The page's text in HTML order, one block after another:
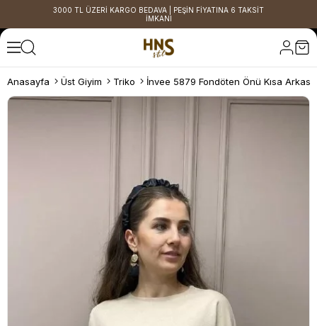
3000 TL ÜZERİ KARGO BEDAVA | PEŞİN FİYATINA 6 TAKSİT
İMKANI
Anasayfa Üst Giyim Triko İnvee 5879 Fondöten Önü Kısa